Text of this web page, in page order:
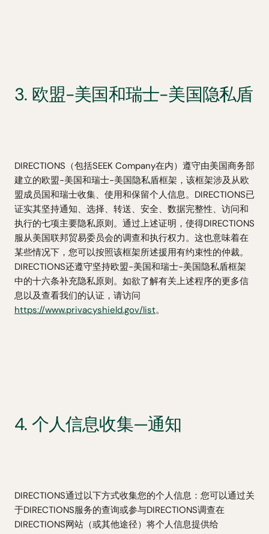
3. 欧盟-美国和瑞士-美国隐私盾
DIRECTIONS（包括SEEK Company在内）遵守由美国商务部
建立的欧盟-美国和瑞士-美国隐私盾框架，该框架涉及从欧
盟成员国和瑞士收集、使用和保留个人信息。DIRECTIONS已
证实其坚持通知、选择、转送、安全、数据完整性、访问和
执行的七项主要隐私原则。通过上述证明，使得DIRECTIONS
服从美国联邦贸易委员会的调查和执行权力。这也意味着在
某些情况下，您可以按照该框架所述援用有约束性的仲裁。
DIRECTIONS还遵守坚持欧盟-美国和瑞士-美国隐私盾框架
中的十六条补充隐私原则。如欲了解有关上述程序的更多信
息以及查看我们的认证，请访问
https://www.privacyshield.gov/list。
4. 个人信息收集—通知
DIRECTIONS通过以下方式收集您的个人信息：您可以通过关
于DIRECTIONS服务的查询或参与DIRECTIONS调查在
DIRECTIONS网站（或其他途径）将个人信息提供给